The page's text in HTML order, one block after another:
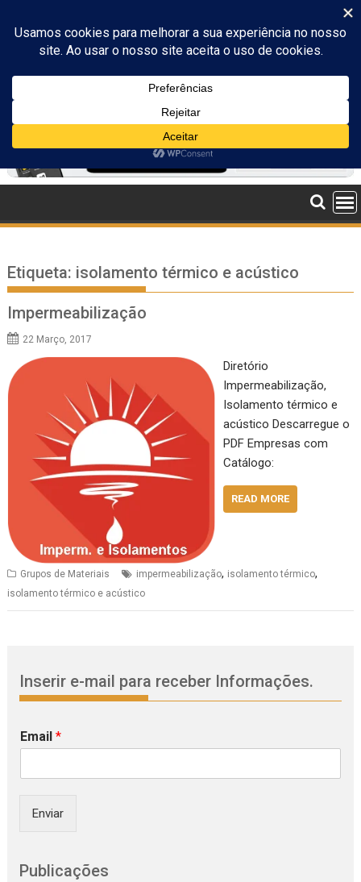
content
Etiqueta: isolamento térmico e acústico
Impermeabilização
22 Março, 2017
Diretório
Impermeabilização,
Isolamento térmico e
acústico Descarregue o
PDF Empresas com
Catálogo:
READ MORE
Grupos de Materiais impermeabilização, isolamento térmico,
isolamento térmico e acústico
Inserir e-mail para receber Informações.
Email*
Enviar
Publicações